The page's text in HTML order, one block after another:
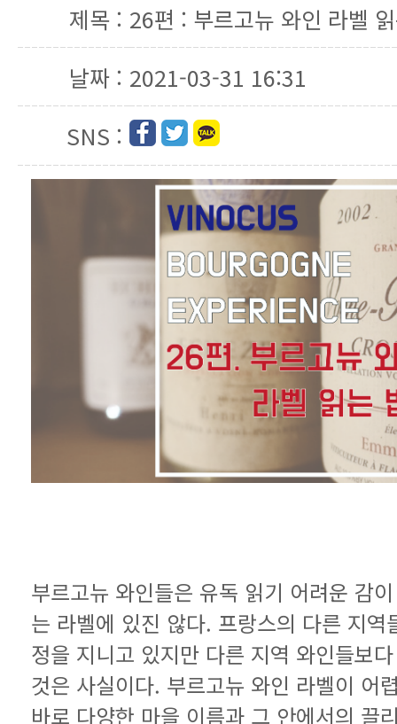
제목 : 26편 : 부르고뉴 와인 라벨
날짜 : 2021-03-31 16:31
SNS :